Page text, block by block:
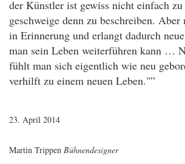
der Künstler ist gewiss nicht einfach
geschweige denn zu beschreiben.
in Erinnerung und erlangt dadurch
man sein Leben weiterführen kann …
fühlt man sich eigentlich wie neu
verhilft zu einem neuen Leben."”
23. April 2014
Martin Trippen Bühnendesigner